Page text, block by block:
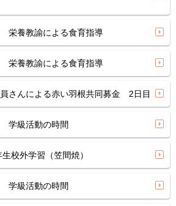
養教諭による食育指導
養教諭による食育指導
さんによる赤い羽根共同募金 2日目
級活動の時間
校外学習（笠間焼）
級活動の時間